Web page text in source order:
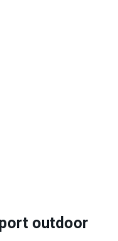
outdoor